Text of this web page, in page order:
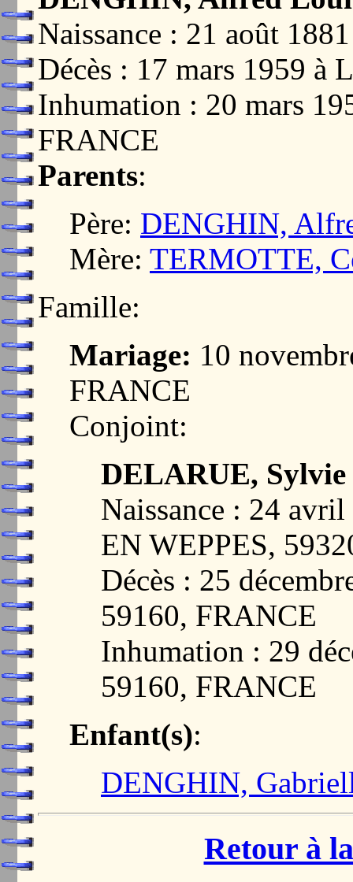
Naissance : 21 août
Décès : 17 mars 1959
Inhumation : 20 mars
FRANCE
Parents:
Père: DENGHIN,
Mère: TERMOTTE,
Famille:
Mariage: 10
FRANCE
Conjoint:
DELARUE, Sylvie
Naissance : 24
EN WEPPES,
Décès : 25
59160, FRANCE
Inhumation : 29
59160, FRANCE
Enfant(s):
DENGHIN,
Retour à